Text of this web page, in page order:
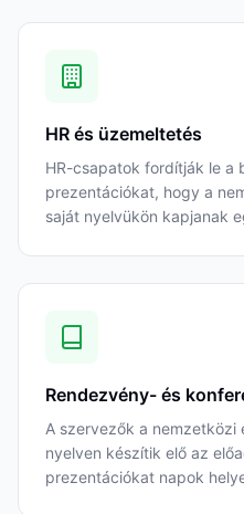
HR és üzemeltetés
HR-csapatok fordítják le a
prezentációkat, hogy a
saját nyelvükön kapjanak
Rendezvény- és
A szervezők a nemzetközi
nyelven készítik elő az
prezentációkat napok